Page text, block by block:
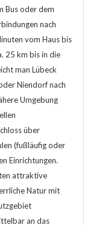
Bus oder dem
nach
vom Haus bis
25 km bis in die
man Lübeck
Niendorf nach
Umgebung
über
(fußläufig oder
Einrichtungen.
attraktive
Natur mit
an das